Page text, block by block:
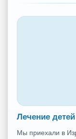
Лечение
Мы приехали в